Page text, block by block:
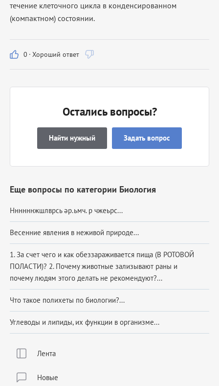
Лента
Новые
течение клеточного цикла в конденсированном
(компактном) состоянии.
0 · Хороший ответ
Остались вопросы?
Найти нужный Задать вопрос
Еще вопросы по категории Биология
Ннннннжшлврсь әр.ьмч. р чжеьрс​...
Весенние явления в неживой природе...
1. За счет чего и как обеззараживается пища (В РОТОВОЙ
ПОЛАСТИ)? 2. Почему животные зализывают раны и
почему людям этого делать не рекомендуют?...
Что такое полихеты по биологии?...
Углеводы и липиды, их функции в организме...